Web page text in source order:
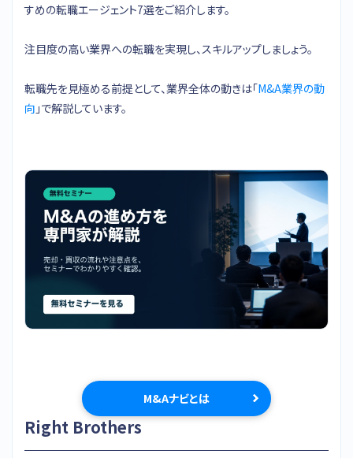
すめの転職エージェント7選をご紹介します。
注目度の高い業界への転職を実現し、スキルアップしましょう。
転職先を見極める前提として、業界全体の動きは「M&A業界の動
向 」で解説しています。
M&Aナビとは
Right Brothers